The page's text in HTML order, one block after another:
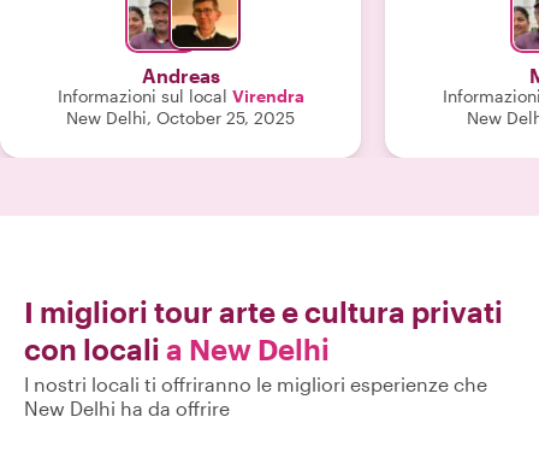
solo punto in cui avremmo gradito
apportare modifiche o aggiungere
attività. Un tour di successo sotto tutti
gli aspetti. Grazie mille."
Andreas
Informazioni sul local Virendra
New Delhi, October 25, 2025
disponibile
nostre
mente il
potevamo
per il nostro
New
I migliori tour arte e cultura privati
con locali a New Delhi
I nostri locali ti offriranno le migliori esperienze che
New Delhi ha da offrire